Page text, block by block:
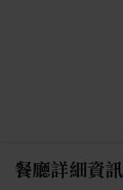
餐廳詳細資訊